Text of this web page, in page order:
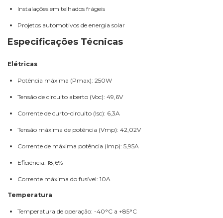
Instalações em telhados frágeis
Projetos automotivos de energia solar
Especificações Técnicas
Elétricas
Potência máxima (Pmax): 250W
Tensão de circuito aberto (Voc): 49,6V
Corrente de curto-circuito (Isc): 6,3A
Tensão máxima de potência (Vmp): 42,02V
Corrente de máxima potência (Imp): 5,95A
Eficiência: 18,6%
Corrente máxima do fusível: 10A
Temperatura
Temperatura de operação: -40°C a +85°C